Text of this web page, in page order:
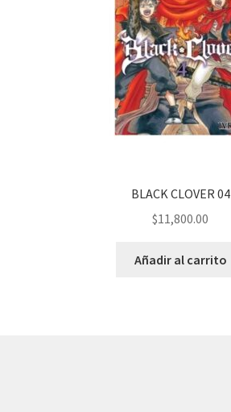
BLACK CLOVER 04
$11,800.00
Añadir al carrito